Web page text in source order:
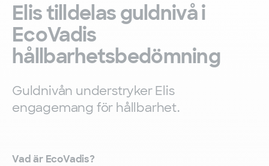
Elis tilldelas guldnivå i
EcoVadis
hållbarhetsbedömning
Guldnivån understryker Elis
engagemang för hållbarhet.
Vad är EcoVadis?